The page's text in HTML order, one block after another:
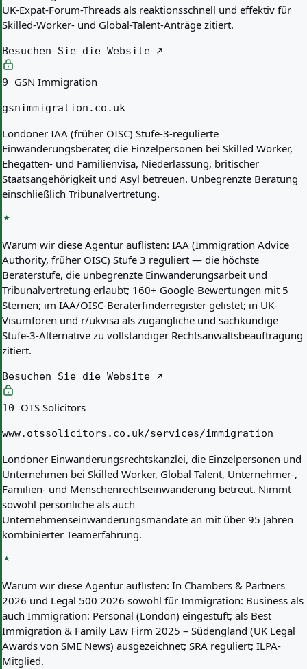
UK-Expat-Forum-Threads als reaktionsschnell und effektiv für
Skilled-Worker- und Global-Talent-Anträge zitiert.
Besuchen Sie die Website
9 GSN Immigration
gsnimmigration.co.uk
Londoner IAA (früher OISC) Stufe-3-regulierte
Einwanderungsberater, die Einzelpersonen bei Skilled Worker,
Ehegatten- und Familienvisa, Niederlassung, britischer
Staatsangehörigkeit und Asyl betreuen. Unbegrenzte Beratung
einschließlich Tribunalvertretung.
Warum wir diese Agentur auflisten: IAA (Immigration Advice
Authority, früher OISC) Stufe 3 reguliert — die höchste
Beraterstufe, die unbegrenzte Einwanderungsarbeit und
Tribunalvertretung erlaubt; 160+ Google-Bewertungen mit 5
Sternen; im IAA/OISC-Beraterfinderregister gelistet; in UK-
Visumforen und r/ukvisa als zugängliche und sachkundige
Stufe-3-Alternative zu vollständiger Rechtsanwaltsbeauftragung
zitiert.
Besuchen Sie die Website
10 OTS Solicitors
www.otssolicitors.co.uk/services/immigration
Londoner Einwanderungsrechtskanzlei, die Einzelpersonen und
Unternehmen bei Skilled Worker, Global Talent, Unternehmer-,
Familien- und Menschenrechtseinwanderung betreut. Nimmt
sowohl persönliche als auch
Unternehmenseinwanderungsmandate an mit über 95 Jahren
kombinierter Teamerfahrung.
Warum wir diese Agentur auflisten: In Chambers & Partners
2026 und Legal 500 2026 sowohl für Immigration: Business als
auch Immigration: Personal (London) eingestuft; als Best
Immigration & Family Law Firm 2025 – Südengland (UK Legal
Awards von SME News) ausgezeichnet; SRA reguliert; ILPA-
Mitglied.